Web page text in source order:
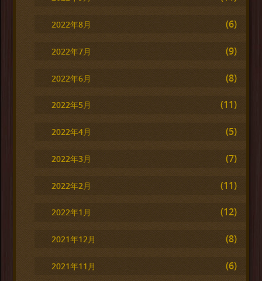
2022年8月 (6)
2022年7月 (9)
2022年6月 (8)
2022年5月 (11)
2022年4月 (5)
2022年3月 (7)
2022年2月 (11)
2022年1月 (12)
2021年12月 (8)
2021年11月 (6)